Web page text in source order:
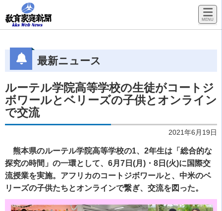
最新ニュース
ルーテル学院高等学校の生徒がコートジ
ボワールとベリーズの子供とオンライン
で交流
2021年6月19日
熊本県のルーテル学院高等学校の1、2年生は「総合的な
探究の時間」の一環として、6月7日(月)・8日(火)に国際交
流授業を実施。アフリカのコートジボワールと、中米のベ
リーズの子供たちとオンラインで繋ぎ、交流を図った。